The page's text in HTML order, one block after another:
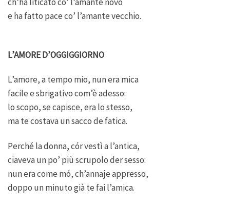
e ha fatto pace co’ l’amante vecchio.
L’AMORE D’OGGIGGIORNO
L’amore, a tempo mio, nun era mica
facile e sbrigativo com’è adesso:
lo scopo, se capisce, era lo stesso,
ma te costava un sacco de fatica.
Perché la donna, cór vestì a l’antica,
ciaveva un po’ più scrupolo der sesso:
nun era come mó, ch’annaje appresso,
doppo un minuto già te fai l’amica.